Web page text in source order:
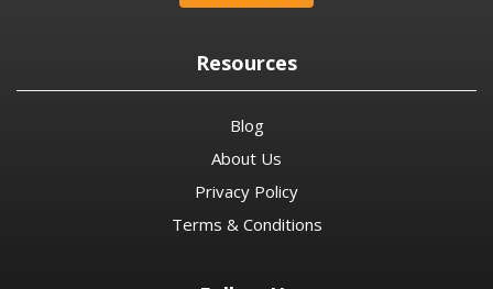
Resources
Blog
About Us
Privacy Policy
Terms & Conditions